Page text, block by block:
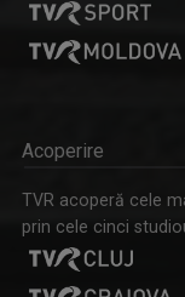
Acoperire
TVR acoperă cele
prin cele cinci